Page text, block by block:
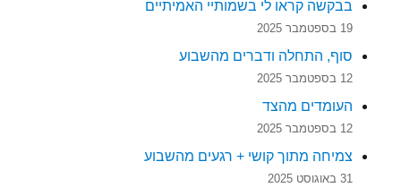
בבקשה קראו לי בשמותיי האמיתיים
19 בספטמבר 2025
סוף, התחלה ודברים מהשבוע
12 בספטמבר 2025
העומדים מהצד
12 בספטמבר 2025
צמיחה מתוך קושי + רגעים מהשבוע
31 באוגוסט 2025